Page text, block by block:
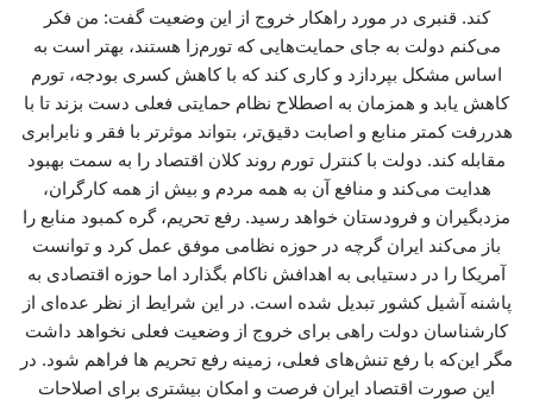
کند. قنبری در مورد راهکار خروج از این وضعیت گفت: من فکر
می‌کنم دولت به جای حمایت‌هایی که تورم‌زا هستند، بهتر است به
اساس مشکل بپردازد و کاری کند که با کاهش کسری بودجه، تورم
کاهش یابد و همزمان به اصطلاح نظام حمایتی فعلی دست بزند تا با
هدررفت کمتر منابع و اصابت دقیق‌تر، بتواند موثرتر با فقر و نابرابری
مقابله کند. دولت با کنترل تورم روند کلان اقتصاد را به سمت بهبود
هدایت می‌کند و منافع آن به همه مردم و بیش از همه کارگران،
مزدبگیران و فرودستان خواهد رسید. رفع تحریم، گره کمبود منابع را
باز می‌کند ایران گرچه در حوزه نظامی موفق عمل کرد و توانست
آمریکا را در دستیابی به اهدافش ناکام بگذارد اما حوزه اقتصادی به
پاشنه آشیل کشور تبدیل شده است. در این شرایط از نظر عده‌ای از
کارشناسان دولت راهی برای خروج از وضعیت فعلی نخواهد داشت
مگر این‌که با رفع تنش‌های فعلی، زمینه رفع تحریم ها فراهم شود. در
این صورت اقتصاد ایران فرصت و امکان بیشتری برای اصلاحات